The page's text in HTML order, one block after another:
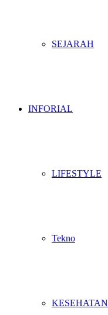
SEJARAH
INFORIAL
LIFESTYLE
Tekno
KESEHATAN